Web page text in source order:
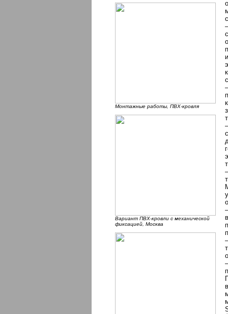
Монтажные работы, ПВХ-кровля
Вариант ПВХ-кровли с механической
фиксацией, Москва